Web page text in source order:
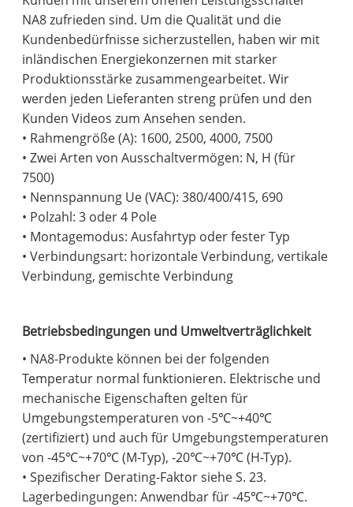
NA8 zufrieden sind. Um die Qualität und die
Kundenbedürfnisse sicherzustellen, haben wir mit
inländischen Energiekonzernen mit starker
Produktionsstärke zusammengearbeitet. Wir
werden jeden Lieferanten streng prüfen und den
Kunden Videos zum Ansehen senden.
• Rahmengröße (A): 1600, 2500, 4000, 7500
• Zwei Arten von Ausschaltvermögen: N, H (für
7500)
• Nennspannung Ue (VAC): 380/400/415, 690
• Polzahl: 3 oder 4 Pole
• Montagemodus: Ausfahrtyp oder fester Typ
• Verbindungsart: horizontale Verbindung, vertikale
Verbindung, gemischte Verbindung
Betriebsbedingungen und Umweltverträglichkeit
• NA8-Produkte können bei der folgenden
Temperatur normal funktionieren. Elektrische und
mechanische Eigenschaften gelten für
Umgebungstemperaturen von -5℃~+40℃
(zertifiziert) und auch für Umgebungstemperaturen
von -45℃~+70℃ (M-Typ), -20℃~+70℃ (H-Typ).
• Spezifischer Derating-Faktor siehe S. 23.
Lagerbedingungen: Anwendbar für -45℃~+70℃.